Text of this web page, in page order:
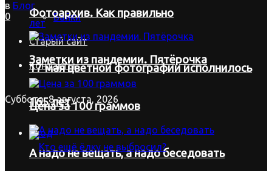
Байки
Старый сайт
Контакты
Суббота, 8 августа, 2026
Вход
Фотоархив. Как правильно
Заметки из пандемии. Пятёрочка
Цена за 100 граммов
А надо не вещать, а надо беседовать
17 мая цветной фотографии исполнилось
165 лет
в Блог
0